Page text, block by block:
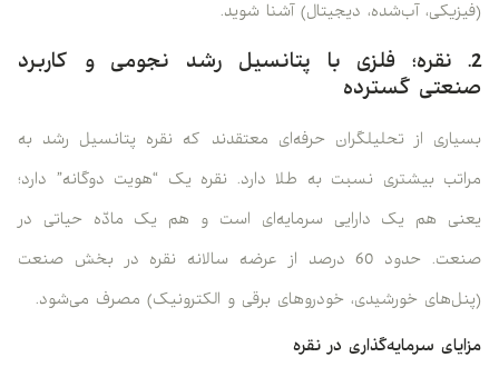
(فیزیکی، آب‌شده، دیجیتال) آشنا شوید.
2. نقره؛ فلزی با پتانسیل رشد نجومی و کاربرد
صنعتی گسترده
بسیاری از تحلیلگران حرفه‌ای معتقدند که نقره پتانسیل رشد به
مراتب بیشتری نسبت به طلا دارد. نقره یک “هویت دوگانه” دارد؛
یعنی هم یک دارایی سرمایه‌ای است و هم یک مادّه حیاتی در
صنعت. حدود 60 درصد از عرضه سالانه نقره در بخش صنعت
(پنل‌های خورشیدی، خودروهای برقی و الکترونیک) مصرف می‌شود.
مزایای سرمایه‌گذاری در نقره